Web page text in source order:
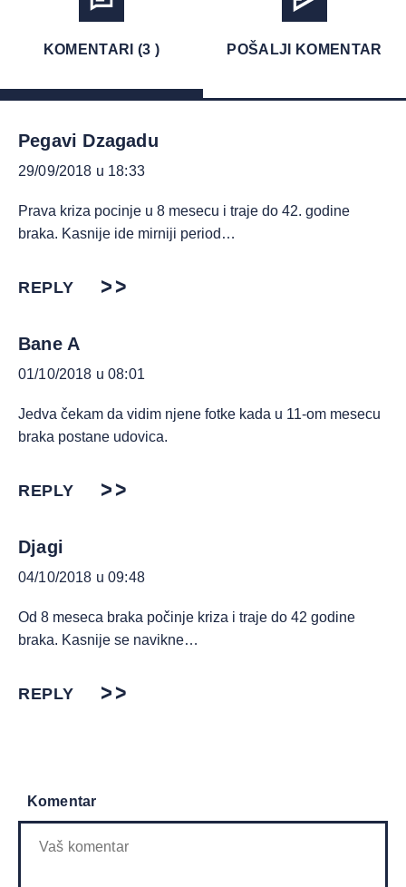
KOMENTARI (3 ) POŠALJI KOMENTAR
Pegavi Dzagadu
29/09/2018 u 18:33
Prava kriza pocinje u 8 mesecu i traje do 42. godine
braka. Kasnije ide mirniji period…
REPLY
Bane A
01/10/2018 u 08:01
Jedva čekam da vidim njene fotke kada u 11-om mesecu
braka postane udovica.
REPLY
Djagi
04/10/2018 u 09:48
Od 8 meseca braka počinje kriza i traje do 42 godine
braka. Kasnije se navikne…
REPLY
Komentar